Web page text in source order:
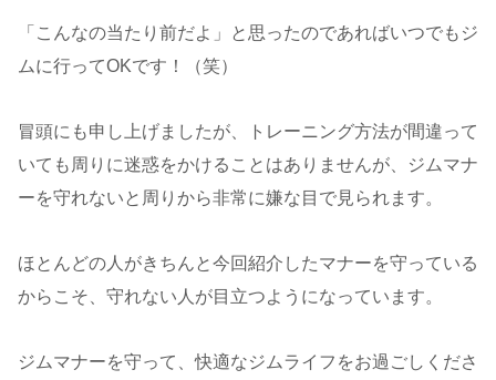
「こんなの当たり前だよ」と思ったのであればいつでもジ
ムに行ってOKです！（笑）
冒頭にも申し上げましたが、トレーニング方法が間違って
いても周りに迷惑をかけることはありませんが、ジムマナ
ーを守れないと周りから非常に嫌な目で見られます。
ほとんどの人がきちんと今回紹介したマナーを守っている
からこそ、守れない人が目立つようになっています。
ジムマナーを守って、快適なジムライフをお過ごしくださ